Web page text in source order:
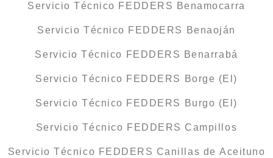
Servicio Técnico FEDDERS Benamocarra
Servicio Técnico FEDDERS Benaoján
Servicio Técnico FEDDERS Benarrabá
Servicio Técnico FEDDERS Borge (El)
Servicio Técnico FEDDERS Burgo (El)
Servicio Técnico FEDDERS Campillos
Servicio Técnico FEDDERS Canillas de Aceituno